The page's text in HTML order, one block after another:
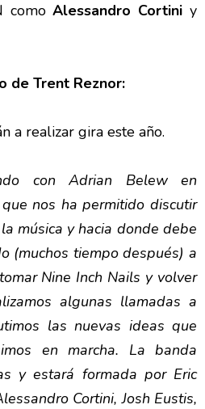
comoAlessandro Cortini y
de Trent Reznor:
a realizar gira este año.
con Adrian Belew en
nos ha permitido discutir
música y hacia donde debe
(muchos tiempo después) a
Nine Inch Nails y volver
algunas llamadas a
las nuevas ideas que
en marcha. La banda
y estará formada por Eric
Cortini, Josh Eustis,